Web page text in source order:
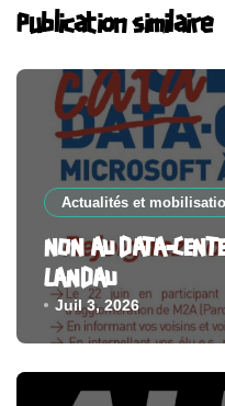
Publication similaire
Actualités et
NON AU DATA-
LANDAU
Juil 3, 2026